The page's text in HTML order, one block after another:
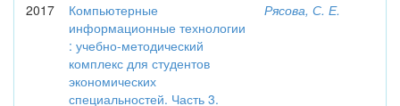
2017
Компьютерные
информационные технологии
: учебно-методический
комплекс для студентов
экономических
специальностей. Часть 3.
Рясова, С. Е.